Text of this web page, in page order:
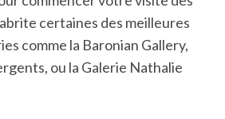
certaines des meilleures
comme la Baronian Gallery,
ou la Galerie Nathalie